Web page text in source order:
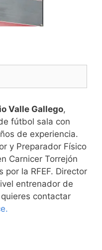
Valle Gallego,
fútbol sala con
de experiencia.
y Preparador Físico
Carnicer Torrejón
por la RFEF. Director
entrenador de
quieres contactar